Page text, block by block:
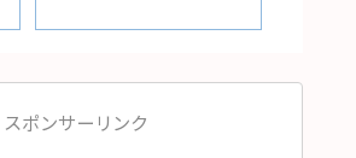
スポンサーリンク